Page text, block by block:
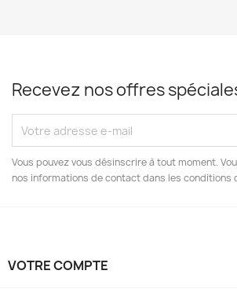
Recevez nos offres
Vous pouvez vous désinscrire à tout moment.
nos informations de contact dans les conditions
VOTRE COMPTE